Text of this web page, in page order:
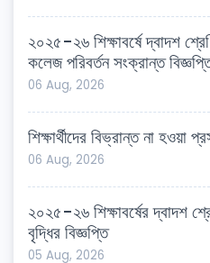
২০২৫-২৬ শিক্ষাবর্ষে দ্বাদশ
কলেজ পরিবর্তন সংক্রান্ত
06 Aug, 2026
শিক্ষার্থীদের বিভ্রান্ত না হওয়া
06 Aug, 2026
২০২৫-২৬ শিক্ষাবর্ষের দ্বাদশ
বৃদ্ধির বিজ্ঞপ্তি
05 Aug, 2026